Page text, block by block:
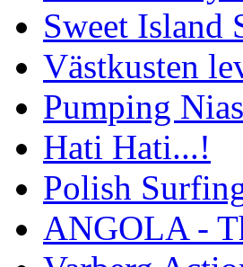
Sweet Island
Västkusten
Pumping Nias
Hati Hati...!
Polish
ANGOLA -